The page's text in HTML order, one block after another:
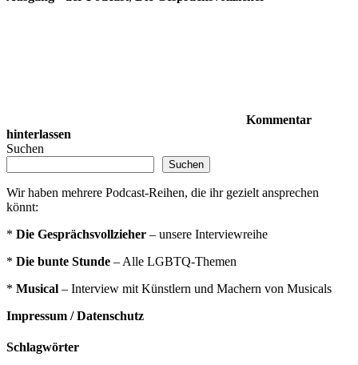
Kommentar
hinterlassen
Suchen
Suchen
Wir haben mehrere Podcast-Reihen, die ihr gezielt ansprechen
könnt:
* Die Gesprächsvollzieher – unsere Interviewreihe
* Die bunte Stunde – Alle LGBTQ-Themen
* Musical – Interview mit Künstlern und Machern von Musicals
Impressum / Datenschutz
Schlagwörter